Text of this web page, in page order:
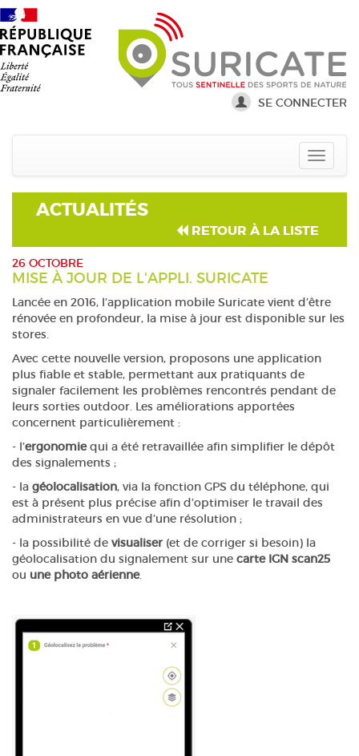
SE CONNECTER
ACTUALITÉS
RETOUR À LA LISTE
26 OCTOBRE
MISE À JOUR DE L'APPLI. SURICATE
Lancée en 2016, l’application mobile Suricate vient d’être
rénovée en profondeur, la mise à jour est disponible sur les
stores.
Avec cette nouvelle version, proposons une application
plus fiable et stable, permettant aux pratiquants de
signaler facilement les problèmes rencontrés pendant de
leurs sorties outdoor. Les améliorations apportées
concernent particulièrement :
- l’ergonomiequi a été retravaillée afin simplifier le dépôt
des signalements ;
- la géolocalisation, via la fonction GPS du téléphone, qui
est à présent plus précise afin d’optimiser le travail des
administrateurs en vue d’une résolution ;
- la possibilité de visualiser (et de corriger si besoin) la
géolocalisation du signalement sur une carte IGN scan25
ou une photo aérienne.